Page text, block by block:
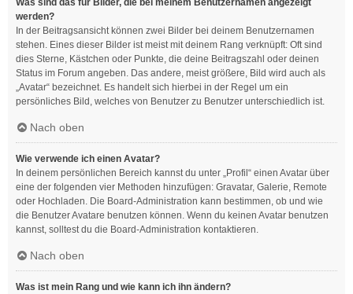
Was sind das für Bilder, die bei meinem Benutzernamen angezeigt
werden?
In der Beitragsansicht können zwei Bilder bei deinem Benutzernamen
stehen. Eines dieser Bilder ist meist mit deinem Rang verknüpft: Oft sind
dies Sterne, Kästchen oder Punkte, die deine Beitragszahl oder deinen
Status im Forum angeben. Das andere, meist größere, Bild wird auch als
„Avatar“ bezeichnet. Es handelt sich hierbei in der Regel um ein
persönliches Bild, welches von Benutzer zu Benutzer unterschiedlich ist.
Nach oben
Wie verwende ich einen Avatar?
In deinem persönlichen Bereich kannst du unter „Profil“ einen Avatar über
eine der folgenden vier Methoden hinzufügen: Gravatar, Galerie, Remote
oder Hochladen. Die Board-Administration kann bestimmen, ob und wie
die Benutzer Avatare benutzen können. Wenn du keinen Avatar benutzen
kannst, solltest du die Board-Administration kontaktieren.
Nach oben
Was ist mein Rang und wie kann ich ihn ändern?